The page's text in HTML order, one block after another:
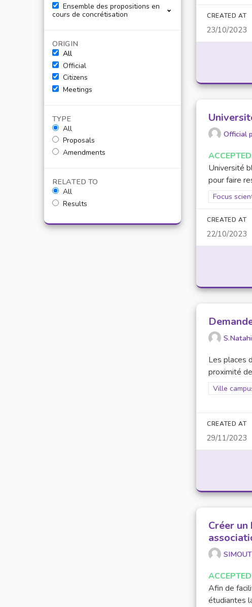
Ensemble des propositions en
cours de concrétisation
ORIGIN
All
Official
Citizens
Meetings
TYPE
All
Proposals
Amendments
RELATED TO
All
Results
CREATED AT
23/10/2023
Official
ACCEPTED
Université
pour faire
Filter
Focus
CREATED AT
22/10/2023
S.Natahi
Les places
proximité
Filter
Ville
CREATED AT
29/11/2023
Créer
ACCEPTED
Afin de
étudiantes